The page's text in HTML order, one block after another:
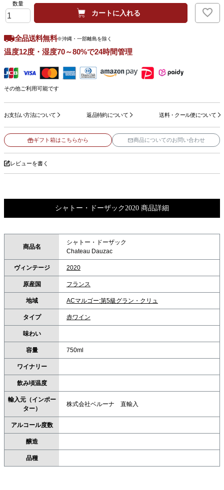
カートに入れる
全品送料無料※沖縄・一部離島を除く
温度12度・湿度70～80%で24時間管理
その他ご利用可能です
お支払い方法について 返品特約について 送料・クール便について
ギフト箱はこちらから 商品についてのお問い合わせ
レビューを書く
シャトー・ドーザック2020 商品詳細
商品名
シャトー・ドーザック
Chateau Dauzac
ヴィンテージ 2020
原産国 フランス
地域 ACマルゴー:第5級グラン・クリュ
タイプ 赤ワイン
味わい
容量 750ml
ワイナリー
飲み頃温度
輸入元（インポー
ター）
株式会社ベルーナ 直輸入
アルコール度数
醸造
品種